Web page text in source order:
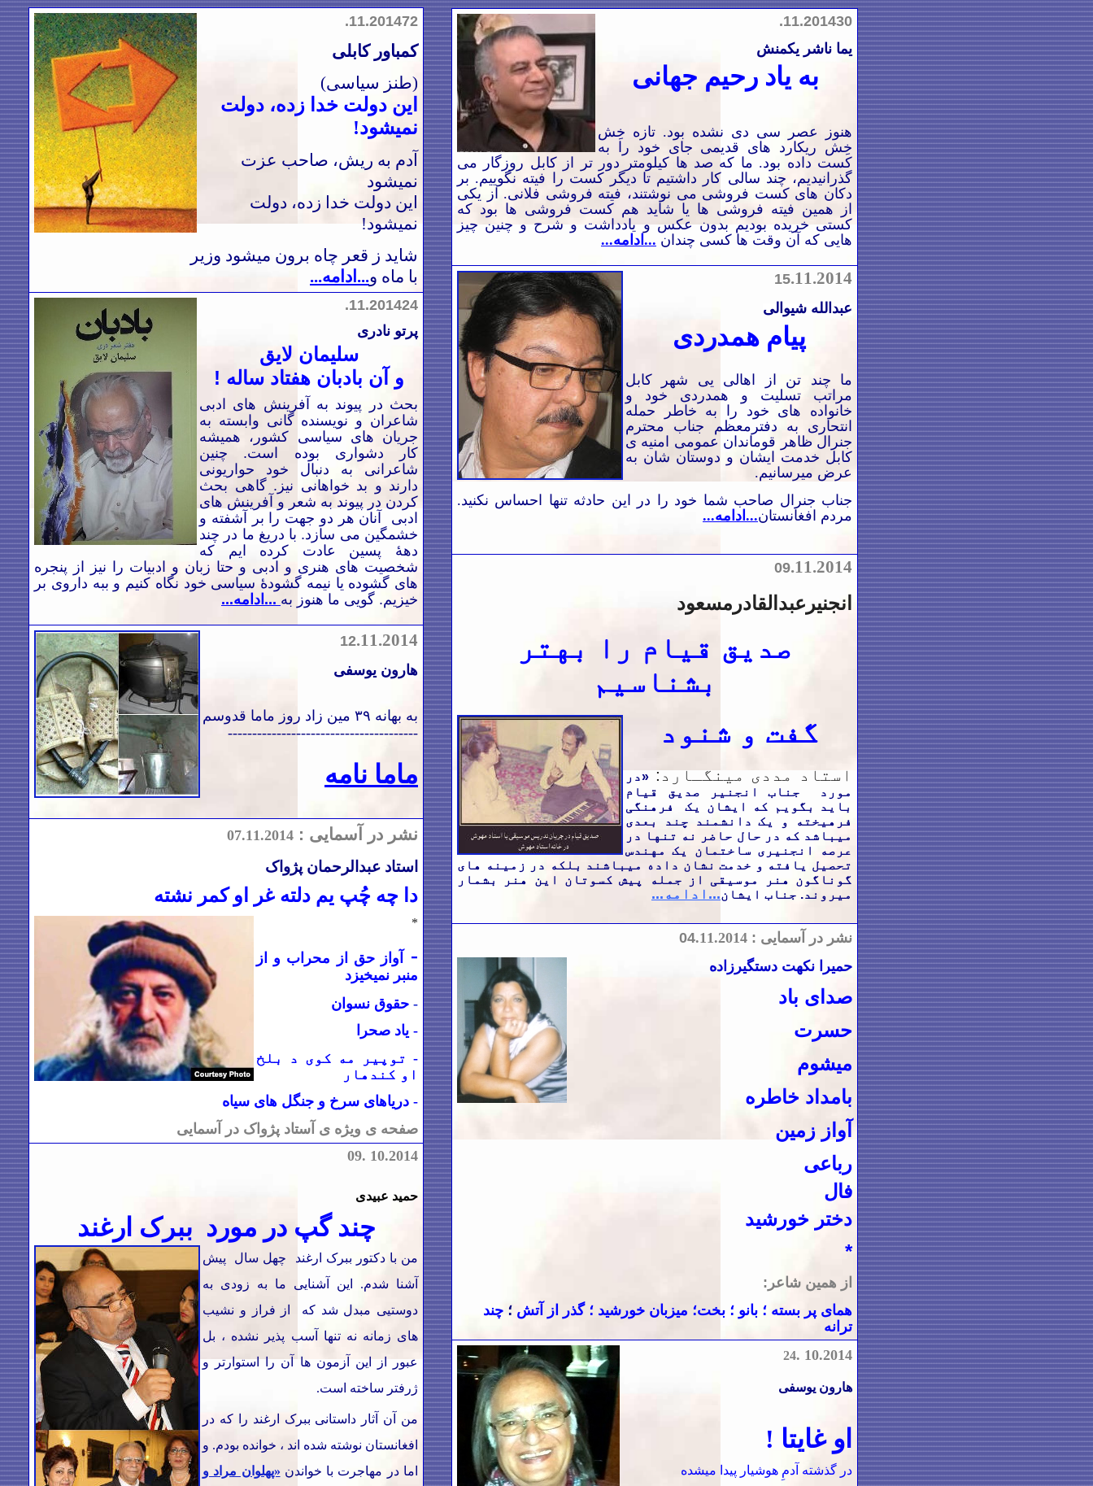
2
7
.11.2014
کمباور کابلی
(طنز سیاسی)
این دولت خدا زده، دولت
نمیشود!
آدم به ریش، صاحب عزت
نمیشود
این دولت خدا زده، دولت
نمیشود!
شاید ز قعر چاه برون میشود وزیر
با ماه و...ادامه...
24
.11.2014
پرتو نادری
سلیمان لایق
و آن بادبان هفتاد ساله !
بحث در پیوند به آفرینش های ادبی
شاعران و نویسنده گانی وابسته به
جریان های سیاسی کشور، همیشه
کار دشواری بوده است. چنین
شاعرانی به دنبال خود حواریونی
دارند و بد خواهانی نیز. گاهی بحث
کردن در پیوند به شعر و آفرینش های
ادبی آنان هر دو جهت را بر آشفته و
خشمگین می سازد. با دریغ ما در چند
دهۀ پسین عادت کرده ایم که
شخصیت های هنری و ادبی و حتا زبان و ادبیات را نیز از پنجره
های گشوده یا نیمه گشودۀ سیاسی خود نگاه کنیم و ببه داروی بر
خیزیم. گویی ما هنوز به ...ادامه...
11.2014
.
12
هارون یوسفی
به بهانه ۳۹ مین زاد روز ماما قدوسم
---------------------------------------
ماما نامه
نشر در آسمایی : 11.2014
.
07
استاد عبدالرحمان پژواک
دا چه چُپ یم دلته غر او کمر نشته
*
- آواز حق از محراب و از
منبر نمی‏خیزد
- حقوق نسوان
- یاد صحرا
- توپیر مه کوی د بلخ
او کندهار
- دریاهای سرخ و جنگل های سیاه
صفحه ی ویژه ی آستاد پژواک در آسمایی
10.2014
.
09
حمید عبیدی
چند گپ در مورد ببرک ارغند
من با دکتور ببرک ارغند چهل سال پیش
آشنا شدم. این آشنایی ما به زودی به
دوستیی مبدل شد که از فراز و نشیب
های زمانه نه تنها آسب پذیر نشده ،‌ بل
عبور از این آزمون ها آن را استوارتر و
ژرفتر ساخته است.
من آن آثار داستانی ببرک ارغند را که در
افغانستان نوشته شده اند ،‌ خوانده بودم. و
اما در مهاجرت با خواندن «پهلوان مراد و
30
.11.2014
یما ناشر یکمنش
به یاد رحیم جهانی
هنوز عصر سی دی نشده بود. تازه خِش
خِش ریکارد های قدیمی جای خود را به
کست داده بود. ما که صد ها کیلومتر دور تر از کابل روزگار می
گذرانیدیم، چند سالی کار داشتیم تا دیگر کست را فیته نگوییم. بر
دکان های کست فروشی می نوشتند، فیته فروشی فلانی. از یکی
از همین فیته فروشی ها یا شاید هم کست فروشی ها بود که
کستی خریده بودیم بدون عکس و یادداشت و شرح و چنین چیز
هایی که آن وقت ها کسی چندان ...ادامه...
11.2014
.
15
عبدالله شیوالی
پیام همدردی
ما چند تن از اهالی یی شهر کابل
مراتب تسلیت و همدردی خود و
خانواده های خود را به خاطر حمله
انتحاری به دفترمعظم جناب محترم
جنرال ظاهر قوماندان عمومی امنیه ی
کابل خدمت ایشان و دوستان شان به
عرض میرسانیم.
جناب جنرال صاحب شما خود را در این حادثه تنها احساس نکنید.
مردم افغانستان...ادامه...
11.2014
.
09
نجنیرعبدالقادرمسعود
صدیق قیام را بهتر
بشناسیم
گفت و شنود
استاد مددی مینگـارد:«در
مورد جناب انجنیر صدیق قیام
باید بگویم که ایشان یک فرهنگی
فرهیخته و یک دانشمند چند بعدی
میباشد که در حال حاضر نه تنها در
عرصه انجنیری ساختمان یک مهندس
تحصیل یافته و خدمت نشان داده میباشند بلکه در زمینه های
گوناگون هنر موسیقی از جمله پیش کسوتان این هنر بشمار
میروند. جناب ایشان...ادامه...
نشر در آسمایی : 11.2014
.
04
حمیرا نکهت دستگیرزاده
صدای باد
حسرت
میشوم
بامداد خاطره
آواز زمین
رباعی
فال
دختر خورشید
*
از همین شاعر:
همای پر بسته ؛ ‌ بانو ؛ بخت؛ میزبان خورشید ؛‌ گذر از آتش ؛ چند
ترانه
10.2014
.
24
هارون یوسفی
او غایتا !
در گذشته آدمِ هوشیار پیدا میشده